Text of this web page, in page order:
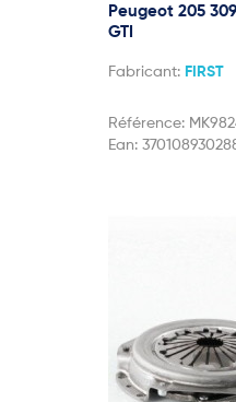
Peugeot 205
GTI
Fabricant: FIRST
Référence:
Ean: